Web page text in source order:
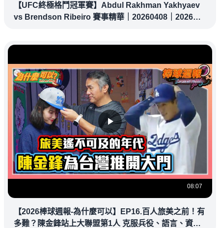
【UFC終極格鬥冠軍賽】Abdul Rakhman Yakhyaev
vs Brendson Ribeiro 賽事精華｜20260408｜2026
08:07
【2026棒球週報-為什麼可以】EP16.百人旅美之前！有
多難？陳金鋒站上大聯盟第1人 克服兵役、語言、資訊